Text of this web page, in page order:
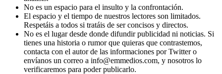
No es un espacio para el insulto y la confrontación.
El espacio y el tiempo de nuestros lectores son limitados.
Respetáis a todos si tratáis de ser concisos y directos.
No es el lugar desde donde difundir publicidad ni noticias. Si
tienes una historia o rumor que quieras que contrastemos,
contacta con el autor de las informaciones por Twitter o
envíanos un correo a info@emmedios.com, y nosotros lo
verificaremos para poder publicarlo.